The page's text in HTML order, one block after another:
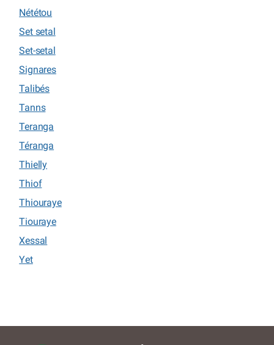
Nététou
Set setal
Set-setal
Signares
Talibés
Tanns
Teranga
Téranga
Thielly
Thiof
Thiouraye
Tiouraye
Xessal
Yet